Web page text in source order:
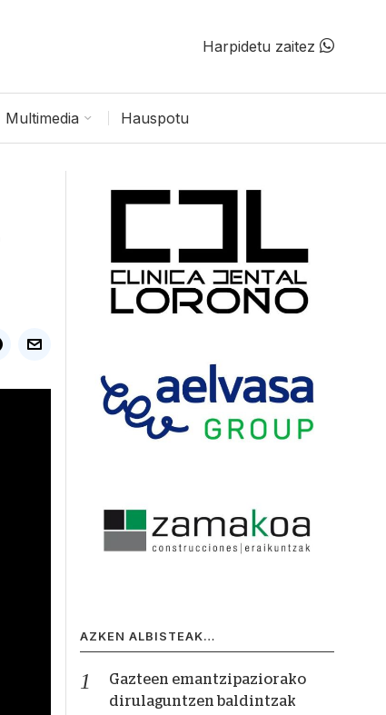
Harpidetu zaitez
Multimedia Hauspotu
AZKEN ALBISTEAK…
Gazteen emantzipaziorako
dirulaguntzen baldintzak